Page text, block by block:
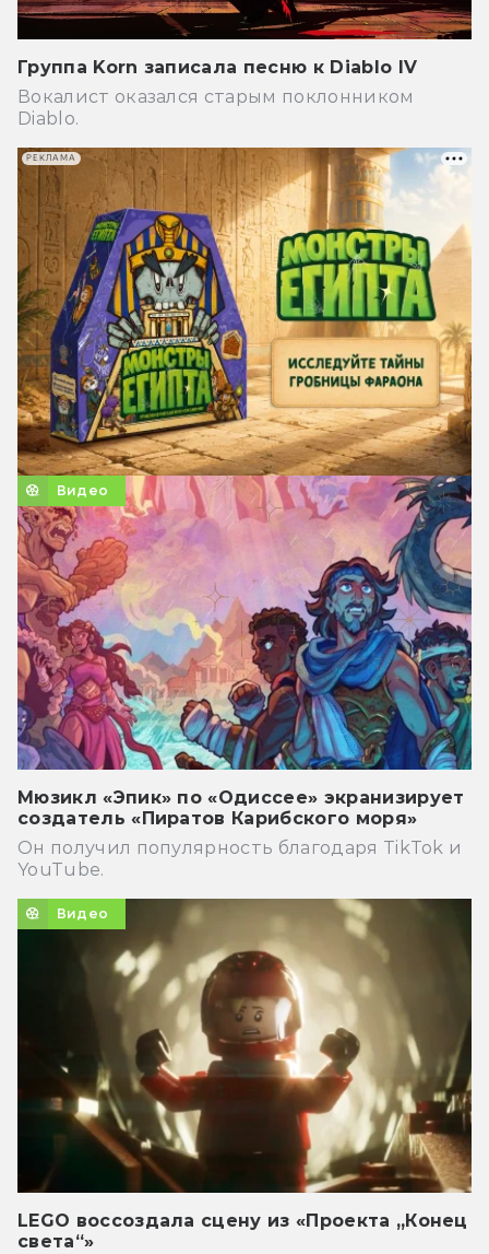
Группа Korn записала песню к Diablo IV
Вокалист оказался старым поклонником
Diablo.
Видео
Мюзикл «Эпик» по «Одиссее» экранизирует
создатель «Пиратов Карибского моря»
Он получил популярность благодаря TikTok и
YouTube.
Видео
LEGO воссоздала сцену из «Проекта „Конец
света“»
РЕКЛАМА